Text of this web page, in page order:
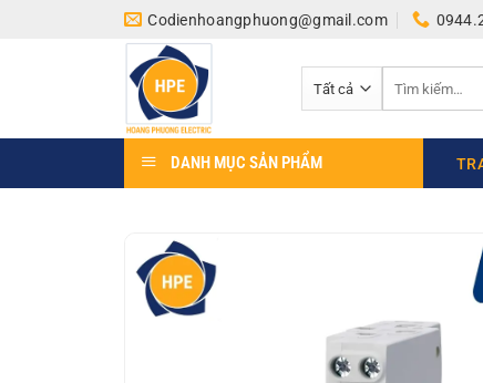
Codienhoangphuong@gmail.com
kiếm:
DANH MỤC SẢN PHẨM